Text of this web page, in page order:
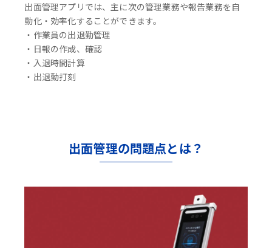
出面管理アプリでは、主に次の管理業務や報告業務を自
動化・効率化することができます。
・作業員の出退勤管理
・日報の作成、確認
・入退時間計算
・出退勤打刻
出面管理の問題点とは？